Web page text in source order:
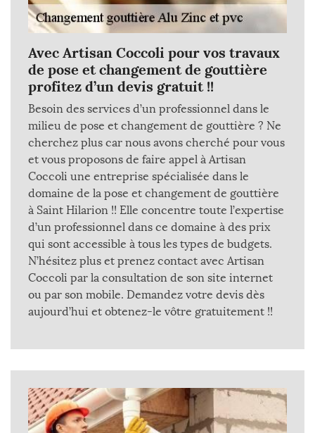
Avec Artisan Coccoli pour vos travaux
de pose et changement de gouttière
profitez d’un devis gratuit !!
Besoin des services d’un professionnel dans le
milieu de pose et changement de gouttière ? Ne
cherchez plus car nous avons cherché pour vous
et vous proposons de faire appel à Artisan
Coccoli une entreprise spécialisée dans le
domaine de la pose et changement de gouttière
à Saint Hilarion !! Elle concentre toute l’expertise
d’un professionnel dans ce domaine à des prix
qui sont accessible à tous les types de budgets.
N’hésitez plus et prenez contact avec Artisan
Coccoli par la consultation de son site internet
ou par son mobile. Demandez votre devis dès
aujourd’hui et obtenez-le vôtre gratuitement !!